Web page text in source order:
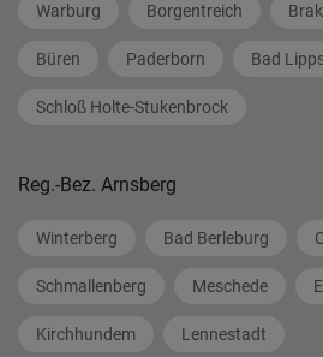
Warburg Borgentreich
Büren Paderborn Bad
Schloß Holte-Stukenbrock
Reg.-Bez. Arnsberg
Winterberg Bad Berleburg
Schmallenberg Meschede
Kirchhundem Lennestadt